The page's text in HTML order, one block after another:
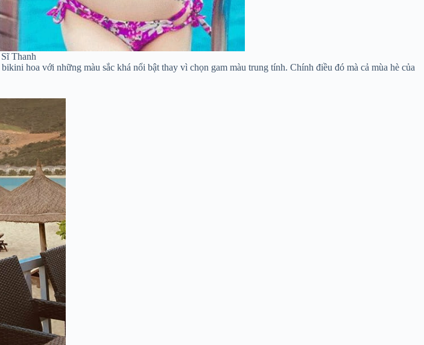
Sĩ Thanh
hoa với những màu sắc khá nổi bật thay vì chọn gam màu trung tính. Chính điều đó mà cả mùa hè của